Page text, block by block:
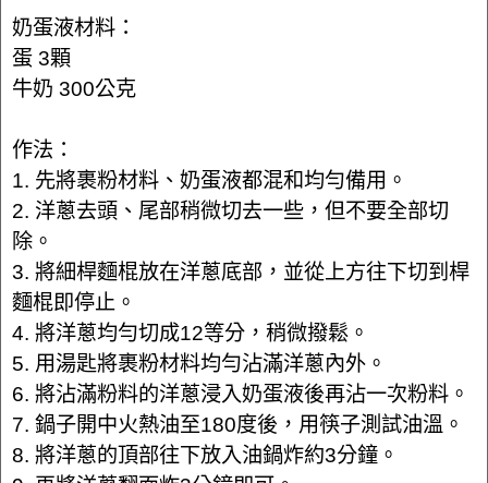
奶蛋液材料：
蛋 3顆
牛奶 300公克
作法：
1. 先將裹粉材料、奶蛋液都混和均勻備用。
2. 洋蔥去頭、尾部稍微切去一些，但不要全部切
除。
3. 將細桿麵棍放在洋蔥底部，並從上方往下切到桿
麵棍即停止。
4. 將洋蔥均勻切成12等分，稍微撥鬆。
5. 用湯匙將裹粉材料均勻沾滿洋蔥內外。
6. 將沾滿粉料的洋蔥浸入奶蛋液後再沾一次粉料。
7. 鍋子開中火熱油至180度後，用筷子測試油溫。
8. 將洋蔥的頂部往下放入油鍋炸約3分鐘。